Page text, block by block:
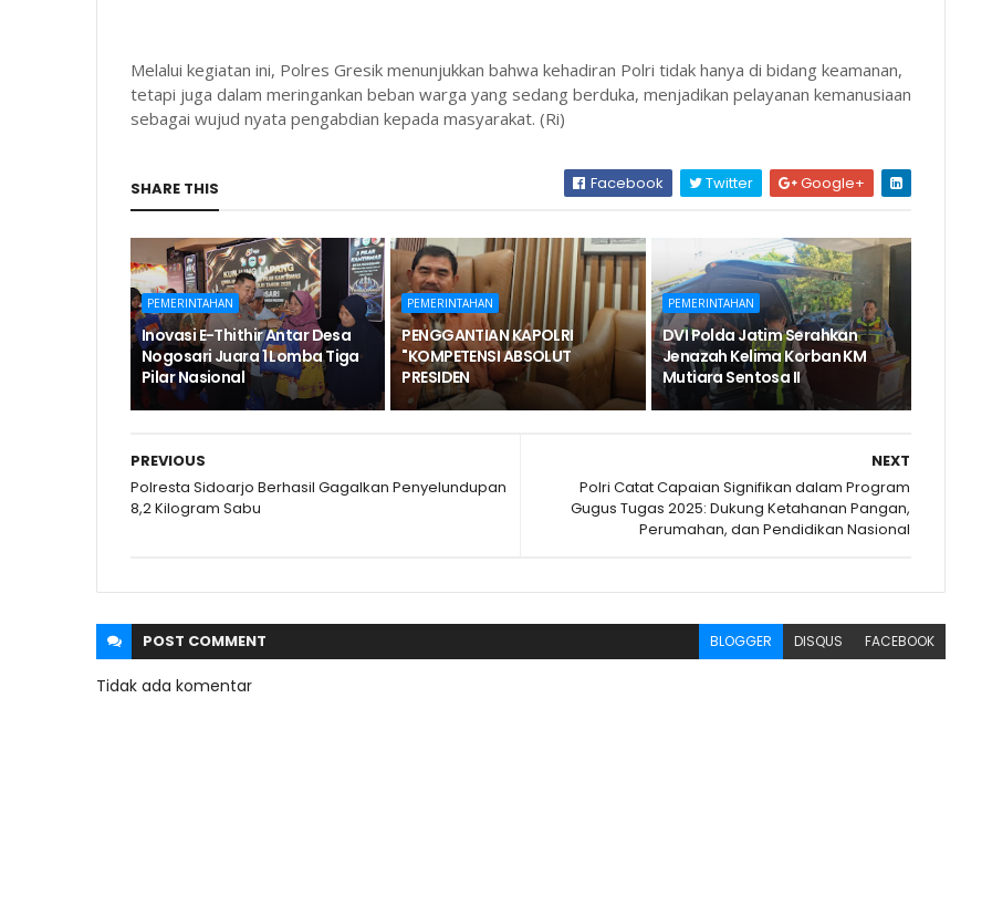
Melalui kegiatan ini, Polres Gresik menunjukkan bahwa kehadiran Polri tidak hanya di bidang keamanan,
tetapi juga dalam meringankan beban warga yang sedang berduka, menjadikan pelayanan kemanusiaan
sebagai wujud nyata pengabdian kepada masyarakat. (Ri)
SHARE THIS Facebook Twitter Google+
PEMERINTAHAN
Inovasi E-Thithir Antar Desa
Nogosari Juara 1 Lomba Tiga
Pilar Nasional
PEMERINTAHAN
PENGGANTIAN KAPOLRI
"KOMPETENSI ABSOLUT
PRESIDEN
PEMERINTAHAN
DVI Polda Jatim Serahkan
Jenazah Kelima Korban KM
Mutiara Sentosa II
NEXT
Polri Catat Capaian Signifikan dalam Program
Gugus Tugas 2025: Dukung Ketahanan Pangan,
Perumahan, dan Pendidikan Nasional
PREVIOUS
Polresta Sidoarjo Berhasil Gagalkan Penyelundupan
8,2 Kilogram Sabu
POST COMMENT BLOGGER DISQUS FACEBOOK
Tidak ada komentar